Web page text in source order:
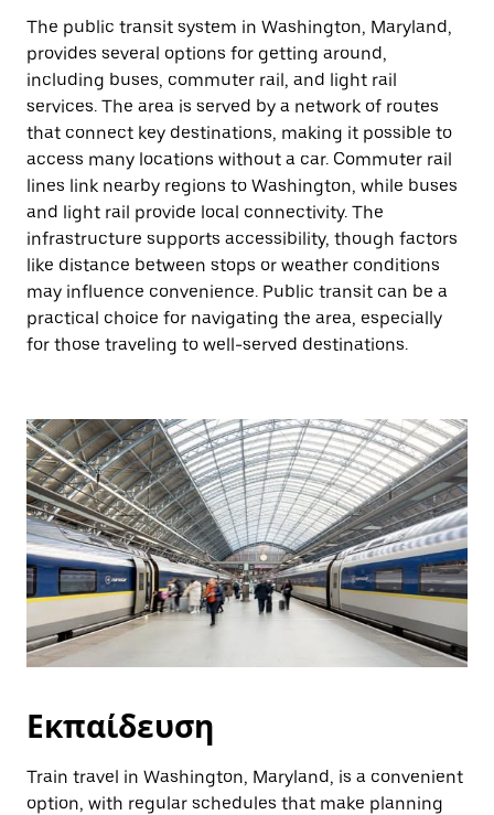
The public transit system in Washington, Maryland,
provides several options for getting around,
including buses, commuter rail, and light rail
services. The area is served by a network of routes
that connect key destinations, making it possible to
access many locations without a car. Commuter rail
lines link nearby regions to Washington, while buses
and light rail provide local connectivity. The
infrastructure supports accessibility, though factors
like distance between stops or weather conditions
may influence convenience. Public transit can be a
practical choice for navigating the area, especially
for those traveling to well-served destinations.
Εκπαίδευση
Train travel in Washington, Maryland, is a convenient
option, with regular schedules that make planning